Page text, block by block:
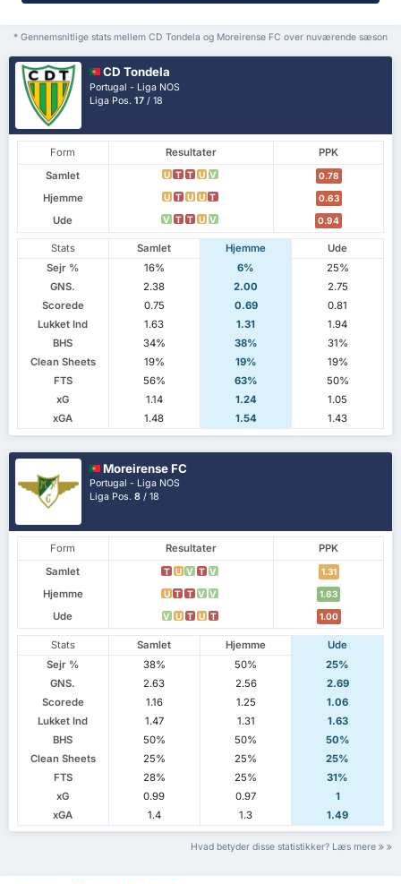
* Gennemsnitlige stats mellem CD Tondela og Moreirense FC over nuværende sæson
CD Tondela
Portugal - Liga NOS
Liga Pos.17 / 18
Form Resultater
PPK
Samlet
U T T U V 0.78
Hjemme U T U U T 0.63
Ude V T T U V 0.94
Stats Samlet Hjemme
Ude
Sejr %
16% 6%
25%
GNS.
2.38 2.00
2.75
Scorede
0.75 0.69
0.81
Lukket Ind
1.63 1.31
1.94
BHS
34% 38%
31%
Clean Sheets
19% 19%
19%
FTS
56% 63%
50%
xG
1.14 1.24
1.05
xGA
1.48 1.54 1.43
Moreirense FC
Portugal - Liga NOS
Liga Pos.8 / 18
Form Resultater
PPK
Samlet
T U V T V 1.31
Hjemme U T T V V 1.63
Ude V U T U T 1.00
Stats Samlet Hjemme
Ude
Sejr %
38% 50%
25%
GNS.
2.63 2.56
2.69
Scorede
1.16 1.25
1.06
Lukket Ind
1.47 1.31
1.63
BHS
50% 50%
50%
Clean Sheets
25% 25%
25%
FTS
28% 25%
31%
xG
0.99 0.97
1
xGA
1.4 1.3 1.49
Hvad betyder disse statistikker? Læs mere